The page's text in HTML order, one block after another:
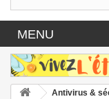
MENU
Antivirus &